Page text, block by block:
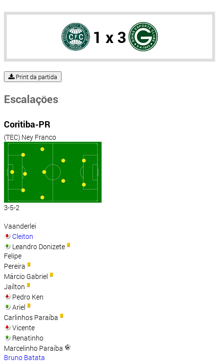
1 x 3
Print da partida
Escalações
Coritiba-PR
(TEC) Ney Franco
3-5-2
Vaanderlei
Cleiton
Leandro Donizete
Felipe
Pereira
Márcio Gabriel
Jaílton
Pedro Ken
Ariel
Carlinhos Paraíba
Vicente
Renatinho
Marcelinho Paraíba
Bruno Batata